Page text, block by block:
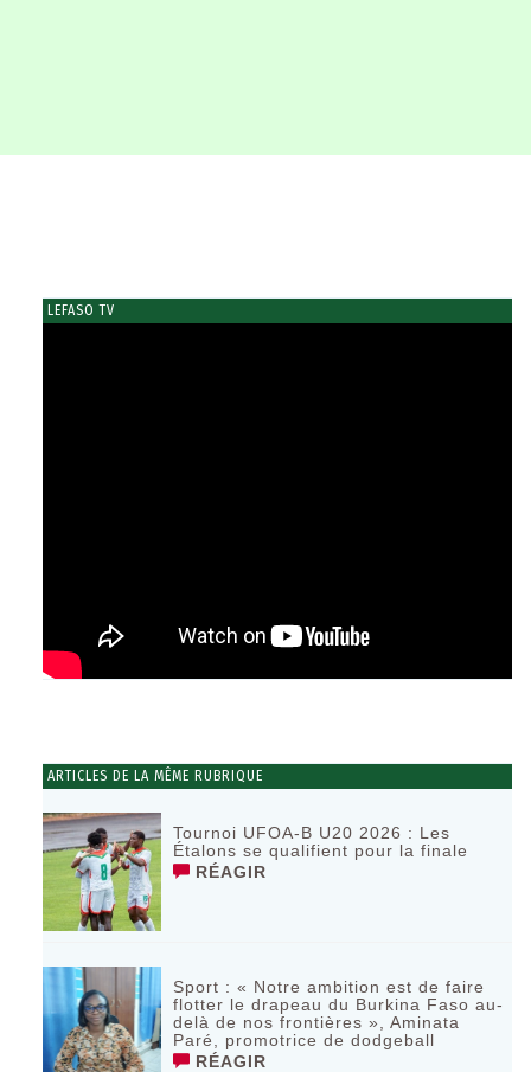
LEFASO TV
ARTICLES DE LA MÊME RUBRIQUE
Tournoi UFOA-B U20 2026 : Les
Étalons se qualifient pour la finale
RÉAGIR
Sport : « Notre ambition est de faire
flotter le drapeau du Burkina Faso au-
delà de nos frontières », Aminata
Paré, promotrice de dodgeball
RÉAGIR